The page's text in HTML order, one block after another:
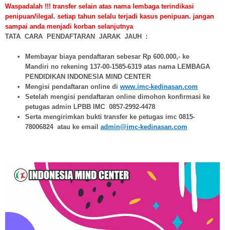
Waspadalah !!! transfer selain atas nama lembaga terindikasi
penipuan/ilegal. setiap tahun selalu terjadi kasus penipuan. jangan
sampai anda menjadi korban selanjutnya
TATA CARA PENDAFTARAN JARAK JAUH :
Membayar biaya pendaftaran sebesar Rp 600.000,- ke
Mandiri no rekening 137-00-1585-6319 atas nama LEMBAGA
PENDIDIKAN INDONESIA MIND CENTER
Mengisi pendaftaran online di www.imc-kedinasan.com
Setelah mengisi pendaftaran online dimohon konfirmasi ke
petugas admin LPBB IMC 0857-2992-4478
Serta mengirimkan bukti transfer ke petugas imc 0815-
78006824 atau ke email admin@imc-kedinasan.com